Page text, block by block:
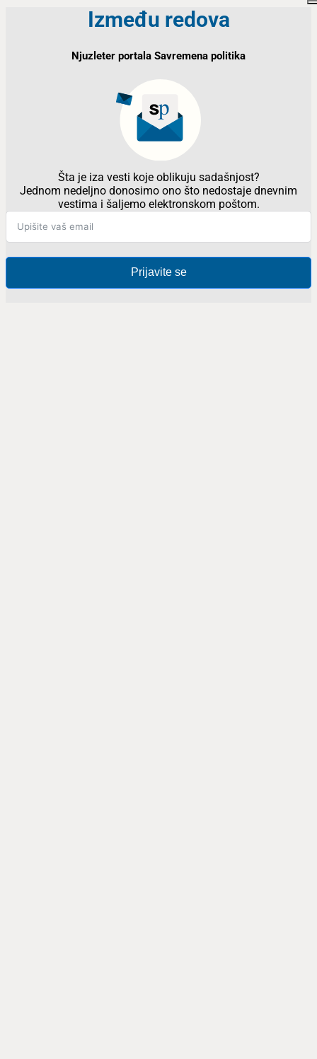
Između redova
Njuzleter portala Savremena politika
Šta je iza vesti koje oblikuju sadašnjost?
Jednom nedeljno donosimo ono što nedostaje dnevnim
vestima i šaljemo elektronskom poštom.
Prijavite se